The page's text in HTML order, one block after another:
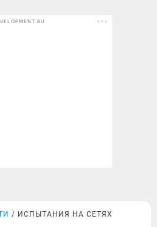
ИСПЫТАНИЯ НА СЕТЯХ